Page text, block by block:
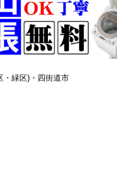
・緑区)・四街道市